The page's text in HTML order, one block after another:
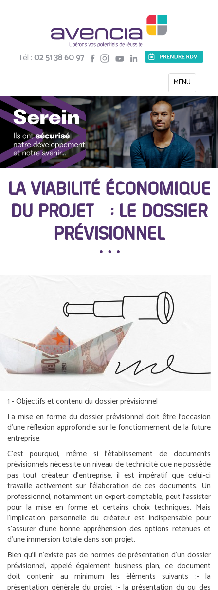
Tél :02 51 38 60 97
Toggle
navigation
MENU
LA VIABILITÉ ÉCONOMIQUE
DU PROJET : LE DOSSIER
PRÉVISIONNEL
1 - Objectifs et contenu du dossier prévisionnel
La mise en forme du dossier prévisionnel doit être l’occasion
d’une réflexion approfondie sur le fonctionnement de la future
entreprise.
C’est pourquoi, même si l’établissement de documents
prévisionnels nécessite un niveau de technicité que ne possède
pas tout créateur d’entreprise, il est impératif que celui-ci
travaille activement sur l’élaboration de ces documents. Un
professionnel, notamment un expert-comptable, peut l’assister
pour la mise en forme et certains choix techniques. Mais
l’implication personnelle du créateur est indispensable pour
s’assurer d’une bonne appréhension des options retenues et
d’une immersion totale dans son projet.
Bien qu’il n’existe pas de normes de présentation d’un dossier
prévisionnel, appelé également business plan, ce document
doit contenir au minimum les éléments suivants :- la
présentation générale du projet ;- la présentation du ou des